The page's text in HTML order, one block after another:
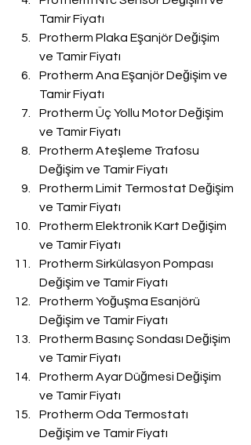
Tamir Fiyatı
Protherm Plaka Eşanjör Değişim
ve Tamir Fiyatı
Protherm Ana Eşanjör Değişim ve
Tamir Fiyatı
Protherm Üç Yollu Motor Değişim
ve Tamir Fiyatı
Protherm Ateşleme Trafosu
Değişim ve Tamir Fiyatı
Protherm Limit Termostat Değişim
ve Tamir Fiyatı
Protherm Elektronik Kart Değişim
ve Tamir Fiyatı
Protherm Sirkülasyon Pompası
Değişim ve Tamir Fiyatı
Protherm Yoğuşma Esanjörü
Değişim ve Tamir Fiyatı
Protherm Basınç Sondası Değişim
ve Tamir Fiyatı
Protherm Ayar Düğmesi Değişim
ve Tamir Fiyatı
Protherm Oda Termostatı
Değişim ve Tamir Fiyatı